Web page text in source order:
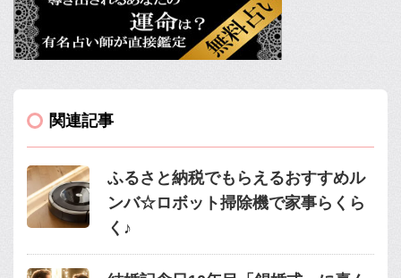
関連記事
ふるさと納税でもらえるおすすめル
ンバ☆ロボット掃除機で家事らくら
く♪